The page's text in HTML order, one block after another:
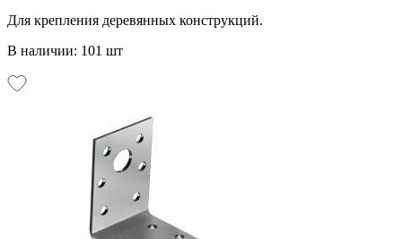
Для крепления деревянных конструкций.
В наличии: 101 шт